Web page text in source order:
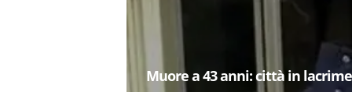
Muore a 43 anni: città in